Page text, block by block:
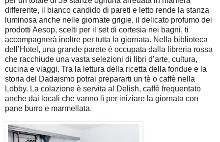
differente, il bianco candido di pareti e letto rende la stanza
luminosa anche nelle giornate grigie, il delicato profumo dei
prodotti Aesop, scelti per il set di cortesia nei bagni, ti
accompagnerà inoltre per tutta la giornata. Nella biblioteca
dell’Hotel, una grande parete è occupata dalla libreria rossa
che racchiude una vasta selezioni di libri d’arte, cultura,
cucina e viaggi. Tra la lettura della ricetta della fondue e la
storia del Dadaismo potrai prepararti un tè o caffè nella
Lobby. La colazione è servita al Delish, caffè frequentato
anche dai locali che vanno lì per iniziare la giornata con
pane burro e marmellata.